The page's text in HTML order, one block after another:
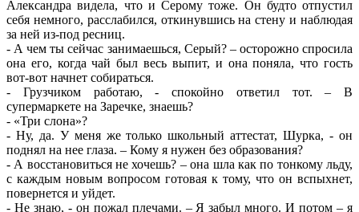
Александра видела, что и Серому тоже. Он будто отпустил
себя немного, расслабился, откинувшись на стену и наблюдая
за ней из-под ресниц.
- А чем ты сейчас занимаешься, Серый? – осторожно спросила
она его, когда чай был весь выпит, и она поняла, что гость
вот-вот начнет собираться.
- Грузчиком работаю, - спокойно ответил тот. – В
супермаркете на Заречке, знаешь?
- «Три слона»?
- Ну, да. У меня же только школьный аттестат, Шурка, - он
поднял на нее глаза. – Кому я нужен без образования?
- А восстановиться не хочешь? – она шла как по тонкому льду,
с каждым новым вопросом готовая к тому, что он вспыхнет,
повернется и уйдет.
- Не знаю, - он пожал плечами. – Я забыл много. И потом – я